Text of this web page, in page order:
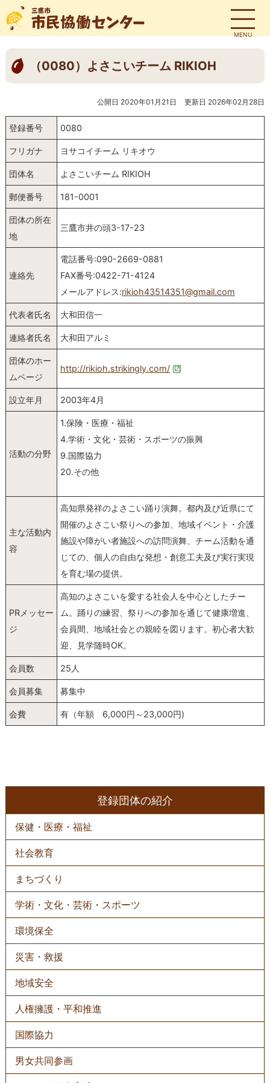
MENU
（0080）よさこいチーム RIKIOH
公開日 2020年01月21日 更新日 2026年02月28日
登録番号 0080
フリガナ ヨサコイチーム リキオウ
団体名 よさこいチーム RIKIOH
郵便番号 181-0001
団体の所在
地
三鷹市井の頭3-17-23
連絡先
電話番号:090-2669-0881
FAX番号:0422-71-4124
メールアドレス:rikioh43514351@gmail.com
代表者氏名 大和田信一
連絡者氏名 大和田アルミ
団体のホー
ムページ
http://rikioh.strikingly.com/
設立年月 2003年4月
活動の分野
1.保険・医療・福祉
4.学術・文化・芸術・スポーツの振興
9.国際協力
20.その他
主な活動内
容
高知県発祥のよさこい踊り演舞。都内及び近県にて
開催のよさこい祭りへの参加、地域イベント・介護
施設や障がい者施設への訪問演舞、チーム活動を通
じての、個人の自由な発想・創意工夫及び実行実現
を育む場の提供。
PRメッセー
ジ
高知のよさこいを愛する社会人を中心としたチー
ム。踊りの練習、祭りへの参加を通じて健康増進、
会員間、地域社会との親睦を図ります。初心者大歓
迎、見学随時OK。
会員数 25人
会員募集 募集中
会費 有（年額 6,000円～23,000円)
登録団体の紹介
保健・医療・福祉
社会教育
まちづくり
学術・文化・芸術・スポーツ
環境保全
災害・救援
地域安全
人権擁護・平和推進
国際協力
男女共同参画